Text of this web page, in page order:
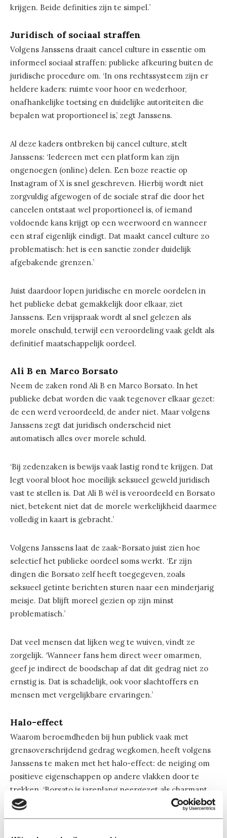
krijgen. Beide definities zijn te simpel.’
Juridisch of sociaal straffen
Volgens Janssens draait cancel culture in essentie om
informeel sociaal straffen: publieke afkeuring buiten de
juridische procedure om. ‘In ons rechtssysteem zijn er
heldere kaders: ruimte voor hoor en wederhoor,
onafhankelijke toetsing en duidelijke autoriteiten die
bepalen wat proportioneel is,’ zegt Janssens.
Al deze kaders ontbreken bij cancel culture, stelt
Janssens: ‘Iedereen met een platform kan zijn
ongenoegen (online) delen. Een boze reactie op
Instagram of X is snel geschreven. Hierbij wordt niet
zorgvuldig afgewogen of de sociale straf die door het
cancelen ontstaat wel proportioneel is, of iemand
voldoende kans krijgt op een weerwoord en wanneer
een straf eigenlijk eindigt. Dat maakt cancel culture zo
problematisch: het is een sanctie zonder duidelijk
afgebakende grenzen.’
Juist daardoor lopen juridische en morele oordelen in
het publieke debat gemakkelijk door elkaar, ziet
Janssens. Een vrijspraak wordt al snel gelezen als
morele onschuld, terwijl een veroordeling vaak geldt als
definitief maatschappelijk oordeel.
Ali B en Marco Borsato
Neem de zaken rond Ali B en Marco Borsato. In het
publieke debat worden die vaak tegenover elkaar gezet:
de een werd veroordeeld, de ander niet. Maar volgens
Janssens zegt dat juridisch onderscheid niet
automatisch alles over morele schuld.
‘Bij zedenzaken is bewijs vaak lastig rond te krijgen. Dat
legt vooral bloot hoe moeilijk seksueel geweld juridisch
vast te stellen is. Dat Ali B wél is veroordeeld en Borsato
niet, betekent niet dat de morele werkelijkheid daarmee
volledig in kaart is gebracht.’
Volgens Janssens laat de zaak-Borsato juist zien hoe
selectief het publieke oordeel soms werkt. ‘Er zijn
dingen die Borsato zelf heeft toegegeven, zoals
seksueel getinte berichten sturen naar een minderjarig
meisje. Dat blijft moreel gezien op zijn minst
problematisch.’
Dat veel mensen dat lijken weg te wuiven, vindt ze
zorgelijk. ‘Wanneer fans hem direct weer omarmen,
geef je indirect de boodschap af dat dit gedrag niet zo
ernstig is. Dat is schadelijk, ook voor slachtoffers en
mensen met vergelijkbare ervaringen.’
Halo-effect
Waarom beroemdheden bij hun publiek vaak met
grensoverschrijdend gedrag wegkomen, heeft volgens
Janssens te maken met het halo-effect: de neiging om
positieve eigenschappen op andere vlakken door te
trekken. ‘Borsato is jarenlang neergezet als charmant,
warm en sympathiek. Daardoor wordt het moeilijker om
kritisch te kijken naar wat hij heeft gedaan. We laten